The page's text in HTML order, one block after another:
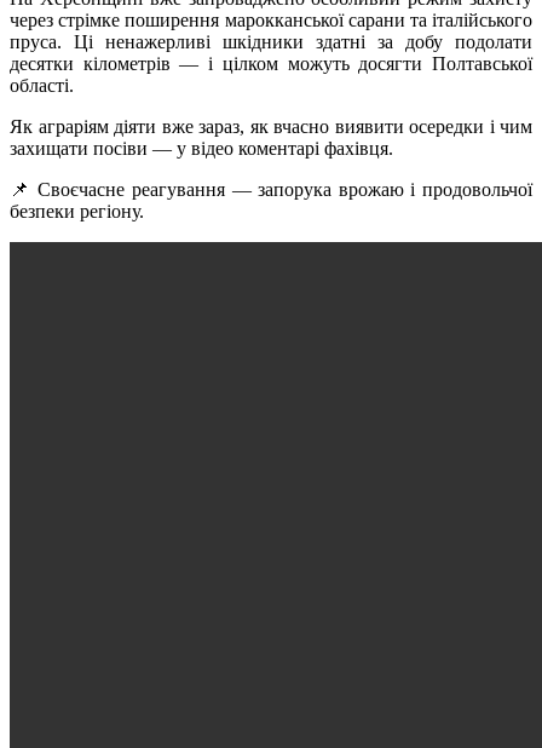
через стрімке поширення марокканської сарани та італійського
пруса. Ці ненажерливі шкідники здатні за добу подолати
десятки кілометрів — і цілком можуть досягти Полтавської
області.
Як аграріям діяти вже зараз, як вчасно виявити осередки і чим
захищати посіви — у відео коментарі фахівця.
📌 Своєчасне реагування — запорука врожаю і продовольчої
безпеки регіону.